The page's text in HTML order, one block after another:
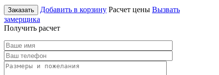
Заказать Добавить в корзину Расчет цены Вызвать
замерщика
Получить расчет